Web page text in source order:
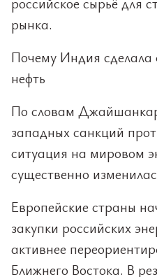
рынка.
Почему Индия сделала
нефть
По словам
западных санкций
ситуация на мировом
существенно
Европейские страны
закупки российских
активнее
Ближнего Востока. В